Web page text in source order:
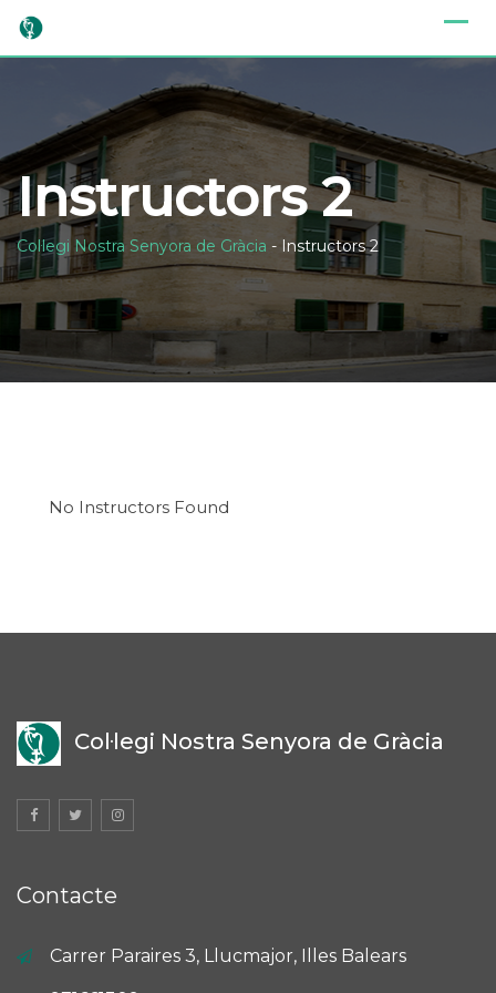
Skip
Instructors 2
Col·legi Nostra Senyora de Gràcia - Instructors 2
No Instructors Found
Col·legi Nostra Senyora de Gràcia
Contacte
Carrer Paraires 3, Llucmajor, Illes Balears